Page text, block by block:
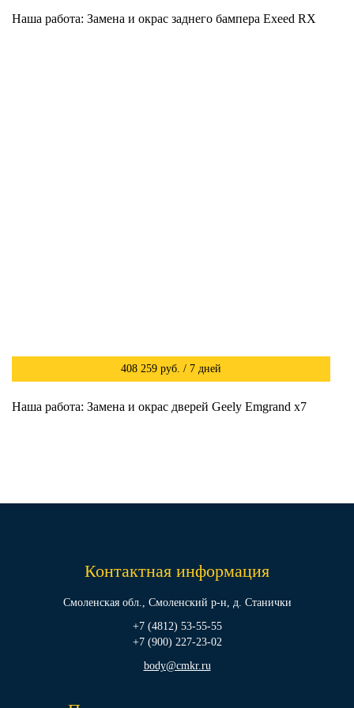
Наша работа: Замена и окрас заднего бампера Exeed RX
408 259 руб. / 7 дней
Наша работа: Замена и окрас дверей Geely Emgrand x7
Контактная информация
Смоленская обл., Смоленский р-н, д. Станички
+7 (4812) 53-55-55
+7 (900) 227-23-02
body@cmkr.ru